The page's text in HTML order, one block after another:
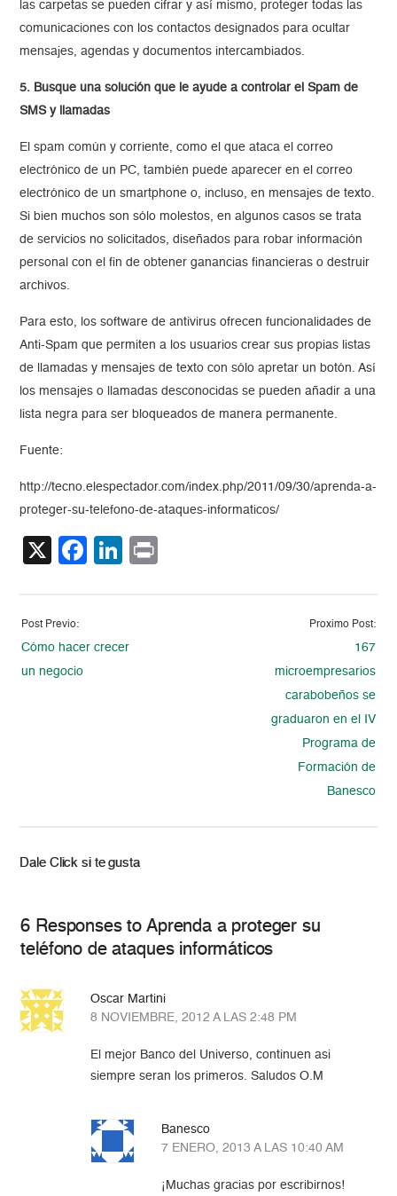
las carpetas se pueden cifrar y así mismo, proteger todas las
comunicaciones con los contactos designados para ocultar
mensajes, agendas y documentos intercambiados.
5. Busque una solución que le ayude a controlar el Spam de
SMS y llamadas
El spam común y corriente, como el que ataca el correo
electrónico de un PC, también puede aparecer en el correo
electrónico de un smartphone o, incluso, en mensajes de texto.
Si bien muchos son sólo molestos, en algunos casos se trata
de servicios no solicitados, diseñados para robar información
personal con el fin de obtener ganancias financieras o destruir
archivos.
Para esto, los software de antivirus ofrecen funcionalidades de
Anti-Spam que permiten a los usuarios crear sus propias listas
de llamadas y mensajes de texto con sólo apretar un botón. Así
los mensajes o llamadas desconocidas se pueden añadir a una
lista negra para ser bloqueados de manera permanente.
Fuente:
http://tecno.elespectador.com/index.php/2011/09/30/aprenda-a-
proteger-su-telefono-de-ataques-informaticos/
X Facebook
LinkedIn
Post Previo:
Cómo hacer crecer
un negocio
Proximo Post:
167
microempresarios
carabobeños se
graduaron en el IV
Programa de
Formación de
Banesco
Dale Click si te gusta
6 Responses to Aprenda a proteger su
teléfono de ataques informáticos
Oscar Martini
8 NOVIEMBRE, 2012 A LAS 2:48 PM
El mejor Banco del Universo, continuen asi
siempre seran los primeros. Saludos O.M
Banesco
7 ENERO, 2013 A LAS 10:40 AM
¡Muchas gracias por escribirnos!